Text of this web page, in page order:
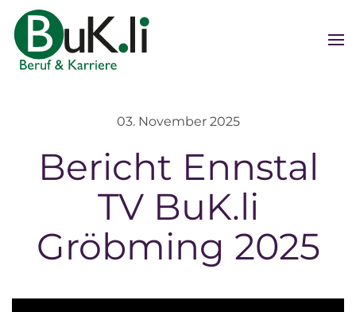
Zum Hauptinhalt springen
03. November 2025
Bericht Ennstal
TV BuK.li
Gröbming 2025